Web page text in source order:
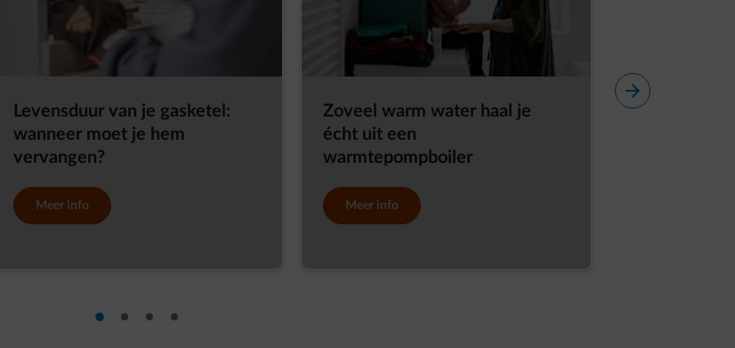
Levensduur van je gasketel:
wanneer moet je hem
vervangen?
Meer info
Zoveel warm water haal je
écht uit een
warmtepompboiler
Meer info
Een